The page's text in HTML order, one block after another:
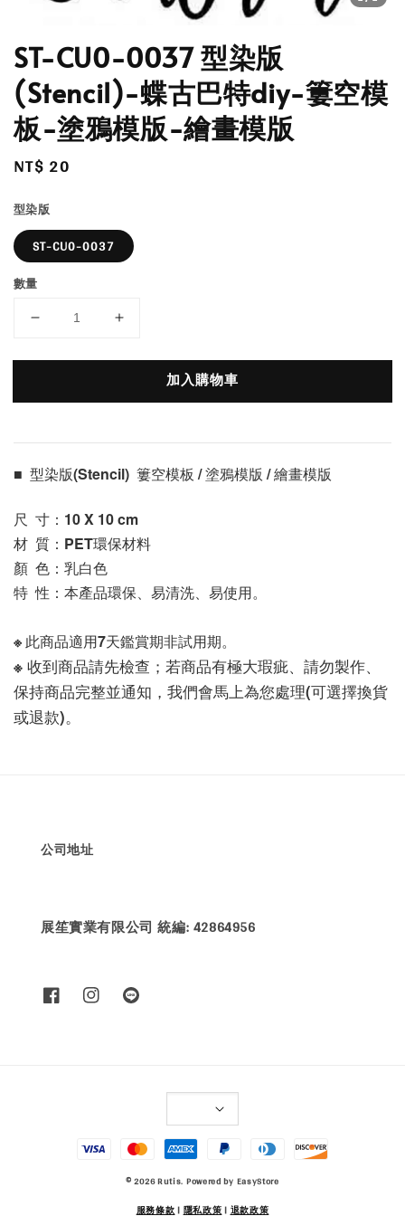
ST-CU0-0037 型染版
(Stencil)-蝶古巴特diy-簍空模
板-塗鴉模版-繪畫模版
Regular
NT$ 20
型染版
ST-CU0-0037
數量
加入購物車
■  型染版(Stencil)  簍空模板 / 塗鴉模版 / 繪畫模版
尺  寸：10 X 10 cm
材  質：PET環保材料
顏  色：乳白色
特  性：本產品環保、易清洗、易使用。
※ 此商品適用7天鑑賞期非試用期。
※ 收到商品請先檢查；若商品有極大瑕疵、請勿製作、
保持商品完整並通知，我們會馬上為您處理(可選擇換貨
或退款)。
公司地址
展笙實業有限公司 統編: 42864956
© 2026 Rutis. Powered by EasyStore
服務條款| 隱私政策| 退款政策